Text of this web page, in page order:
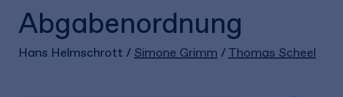
Abgabenordnung
Hans Helmschrott / Simone Grimm / Thomas Scheel